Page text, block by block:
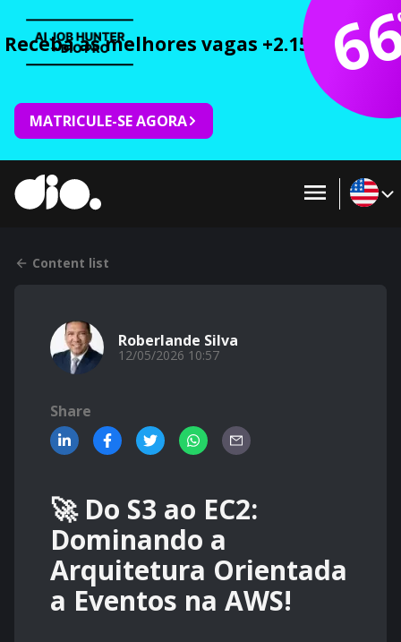
Receba as melhores vagas +2.150 cursos
MATRICULE-SE AGORA
Content list
Roberlande Silva
12/05/2026 10:57
Share
🚀 Do S3 ao EC2:
Dominando a
Arquitetura Orientada
a Eventos na AWS!